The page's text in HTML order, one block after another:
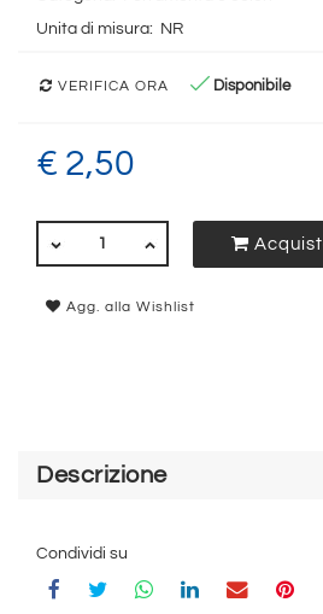
Unita di misura: NR
VERIFICA ORA Disponibile
€ 2,50
Agg. alla Wishlist
Descrizione
Condividi su